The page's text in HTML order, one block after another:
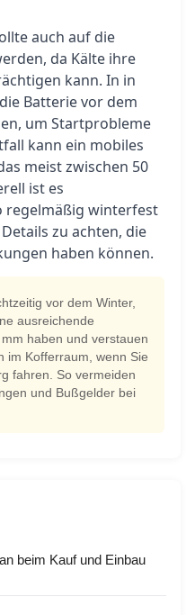
auch auf die
da Kälte ihre
kann. In in
Batterie vor dem
um Startprobleme
kann ein mobiles
meist zwischen 50
ist es
regelmäßig winterfest
zu achten, die
haben können.
vor dem Winter,
ausreichende
haben und verstauen
im Kofferraum, wenn Sie
fahren. So vermeiden
und Bußgelder bei
beim Kauf und Einbau